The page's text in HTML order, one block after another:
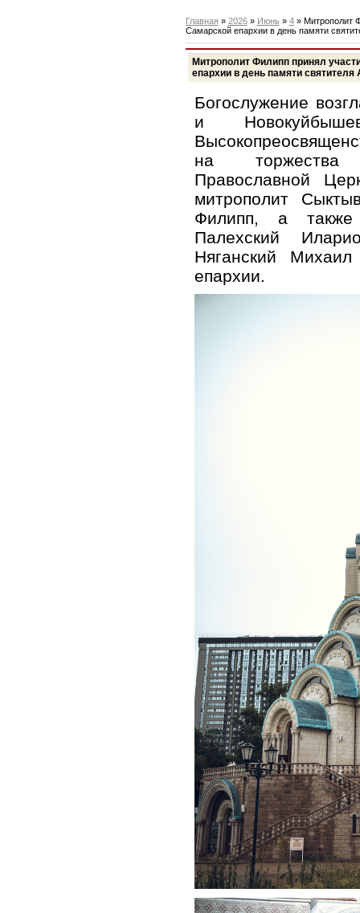
Главная » 2026 » Июнь » 4» Митрополит
Самарской епархии в день памяти
Митрополит Филипп принял
епархии в день памяти святителя
Богослужение
и
на торжества
Православной
митрополит
Филипп, а также
Палехский
Няганский
епархии.